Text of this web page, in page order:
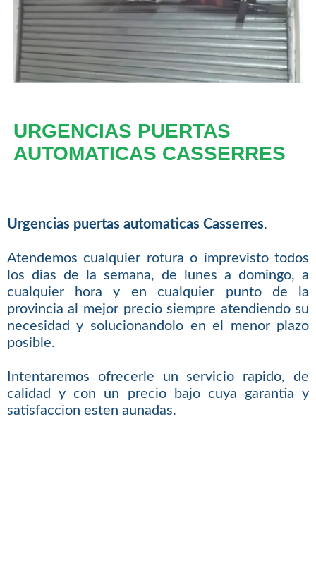
URGENCIAS PUERTAS
AUTOMATICAS CASSERRES
Urgencias puertas automaticas Casserres.
Atendemos cualquier rotura o imprevisto todos
los dias de la semana, de lunes a domingo, a
cualquier hora y en cualquier punto de la
provincia al mejor precio siempre atendiendo su
necesidad y solucionandolo en el menor plazo
posible.
Intentaremos ofrecerle un servicio rapido, de
calidad y con un precio bajo cuya garantia y
satisfaccion esten aunadas.